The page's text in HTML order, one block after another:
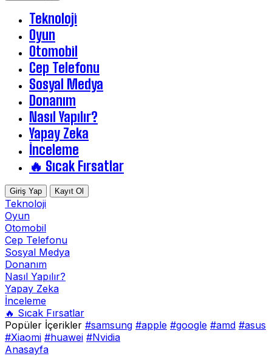
Teknoloji
Oyun
Otomobil
Cep Telefonu
Sosyal Medya
Donanım
Nasıl Yapılır?
Yapay Zeka
İnceleme
🔥 Sıcak Fırsatlar
Giriş Yap Kayıt Ol
Teknoloji
Oyun
Otomobil
Cep Telefonu
Sosyal Medya
Donanım
Nasıl Yapılır?
Yapay Zeka
İnceleme
🔥 Sıcak Fırsatlar
Popüler İçerikler #samsung #apple #google #amd #asus
#Xiaomi #huawei #Nvidia
Anasayfa